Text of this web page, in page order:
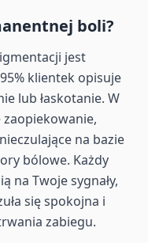
boli?
jest
klientek opisuje
lub łaskotanie. W
zaopiekowanie,
na bazie
bólowe. Każdy
na Twoje sygnały,
się spokojna i
zabiegu.